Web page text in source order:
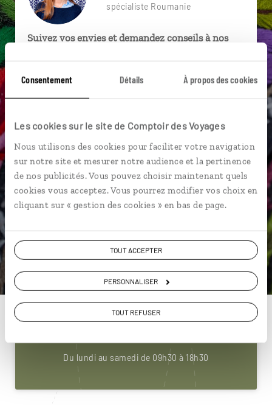
Consentement Détails À propos des cookies
Les cookies sur le site de Comptoir des Voyages
Nous utilisons des cookies pour faciliter votre navigation
sur notre site et mesurer notre audience et la pertinence
de nos publicités. Vous pouvez choisir maintenant quels
cookies vous acceptez. Vous pourrez modifier vos choix en
cliquant sur « gestion des cookies » en bas de page.
TOUT ACCEPTER
PERSONNALISER
TOUT REFUSER
spécialiste Roumanie
Suivez vos envies et demandez conseils à nos
Ils sauront organiser votre itinéraire au plus
connectés en agence, mais aussi par email ou
téléphone.
Vous gardez le même interlocuteur avant,
pendant et après votre voyage.
DEMANDER UN DEVIS
ou
Construisez votre voyage avec un spécialiste
Roumanie
01 84 75 16 67
Du lundi au samedi de 09h30 à 18h30